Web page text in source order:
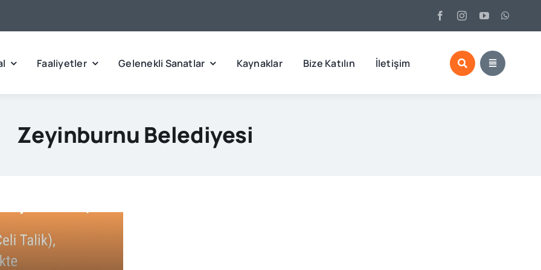
Faaliyetler Gelenekli Sanatlar Kaynaklar Bize Katılın İletişim
Zeyinburnu Belediyesi